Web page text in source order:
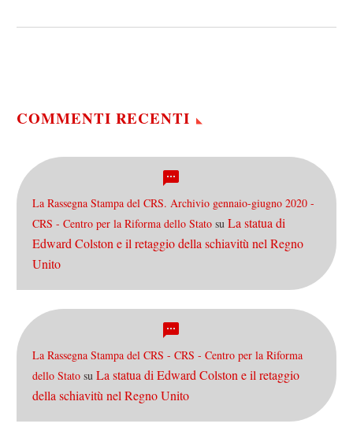
COMMENTI RECENTI
La Rassegna Stampa del CRS. Archivio gennaio-giugno 2020 -
CRS - Centro per la Riforma dello Stato su La statua di
Edward Colston e il retaggio della schiavitù nel Regno
Unito
La Rassegna Stampa del CRS - CRS - Centro per la Riforma
dello Stato su La statua di Edward Colston e il retaggio
della schiavitù nel Regno Unito